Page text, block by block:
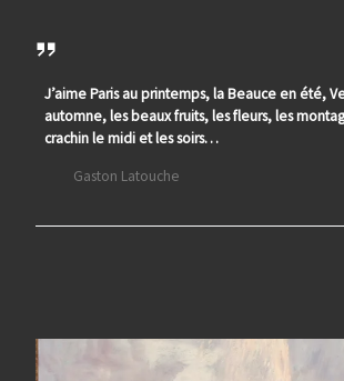
J’aime Paris au printemps, la Beauce en été,
automne, les beaux fruits, les fleurs, les
crachin le midi et les soirs…
Gaston Latouche